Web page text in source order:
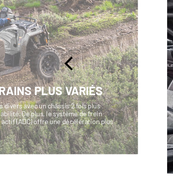
PLUS VARIÉS
avec un châssis 2 fois plus
De plus, le système de frein
(ADC) offre une décélération plus